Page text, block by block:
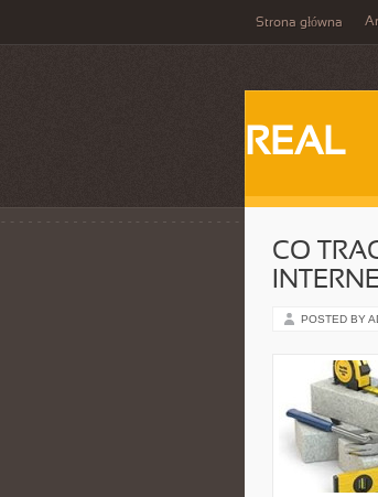
Strona główna
REAL
CO
POSTED BY